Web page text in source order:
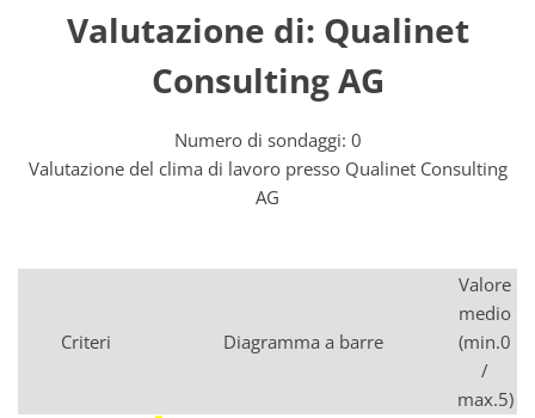
Valutazione di: Qualinet
Consulting AG
Numero di sondaggi: 0
Valutazione del clima di lavoro presso Qualinet Consulting
AG
Criteri Diagramma a barre
Valore
medio
(min.0
/
max.5)